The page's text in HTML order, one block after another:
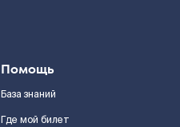
Помощь
База знаний
Где мой билет